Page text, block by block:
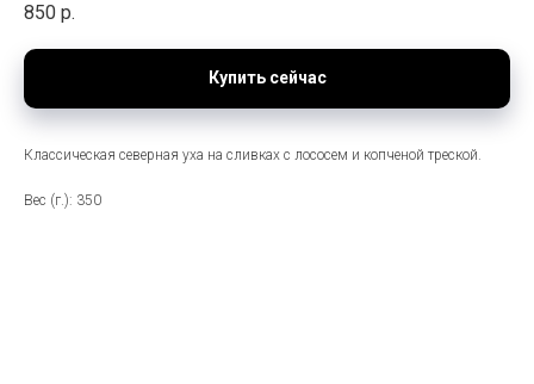
850 р.
Купить сейчас
Классическая северная уха на сливках с лососем и копченой треской.
Вес (г.): 350